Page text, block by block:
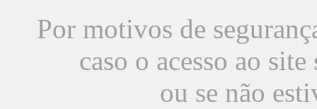
Por motivos de
caso o acesso ao
ou se não